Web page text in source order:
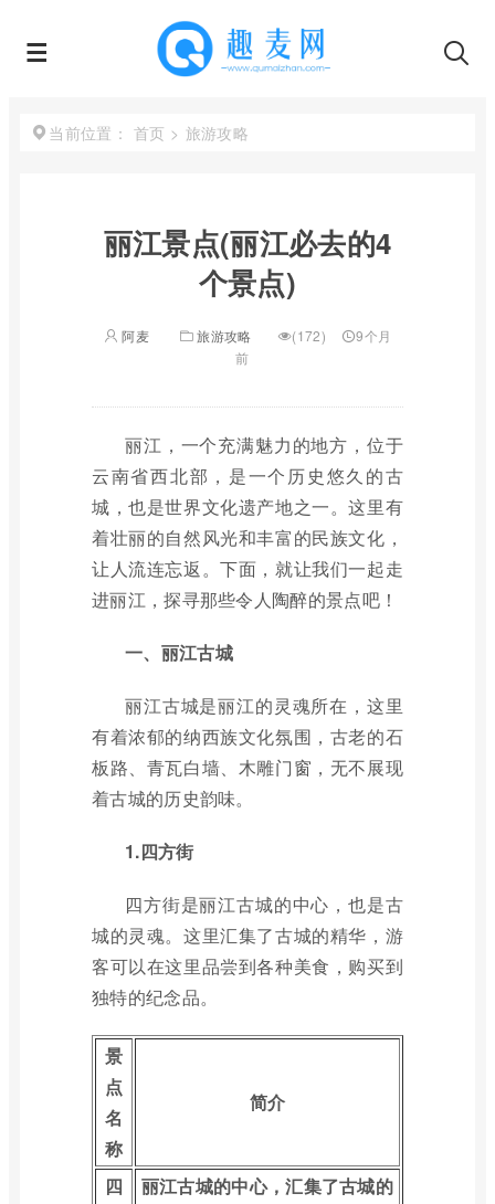
当前位置： 首页 > 旅游攻略
丽江景点(丽江必去的4
个景点)
阿麦 旅游攻略 (172)
9个月
前
丽江，一个充满魅力的地方，位于
云南省西北部，是一个历史悠久的古
城，也是世界文化遗产地之一。这里有
着壮丽的自然风光和丰富的民族文化，
让人流连忘返。下面，就让我们一起走
进丽江，探寻那些令人陶醉的景点吧！
一、丽江古城
丽江古城是丽江的灵魂所在，这里
有着浓郁的纳西族文化氛围，古老的石
板路、青瓦白墙、木雕门窗，无不展现
着古城的历史韵味。
1.四方街
四方街是丽江古城的中心，也是古
城的灵魂。这里汇集了古城的精华，游
客可以在这里品尝到各种美食，购买到
独特的纪念品。
景
点
名
称
简介
四
丽江古城的中心，汇集了古城的